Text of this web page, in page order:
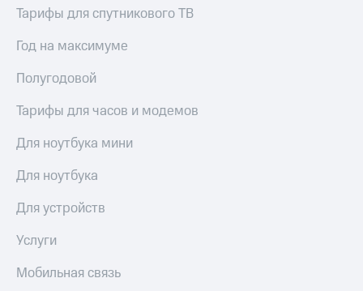
Тарифы для спутникового ТВ
Год на максимуме
Полугодовой
Тарифы для часов и модемов
Для ноутбука мини
Для ноутбука
Для устройств
Услуги
Мобильная связь